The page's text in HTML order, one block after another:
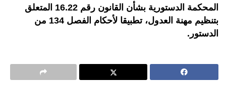
المحكمة الدستورية بشأن القانون رقم 16.22 المتعلق
بتنظيم مهنة العدول، تطبيقا لأحكام الفصل 134 من
الدستور.